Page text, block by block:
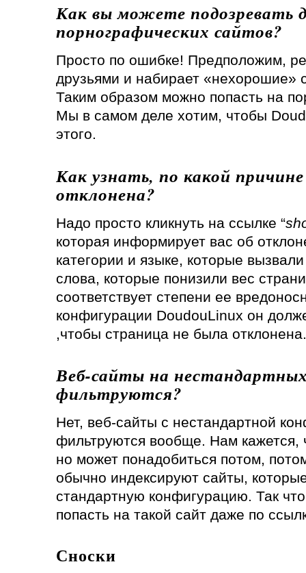
Как вы можете подозревать
порнографических сайтов?
Просто по ошибке! Предположим,
друзьями и набирает «нехорошие»
Таким образом можно попасть на
Мы в самом деле хотим, чтобы
этого.
Как узнать, по какой
отклонена?
Надо просто кликнуть на ссылке “
которая информирует вас об
категории и языке, которые
слова, которые понизили вес
соответствует степени ее
конфигурации DoudouLinux он
,чтобы страница не была отклонена.
Веб-сайты на
фильтруются?
Нет, веб-сайты с нестандартной
фильтруются вообще. Нам кажется,
но может понадобиться потом,
обычно индексируют сайты,
стандартную конфигурацию. Так
попасть на такой сайт даже по
Сноски